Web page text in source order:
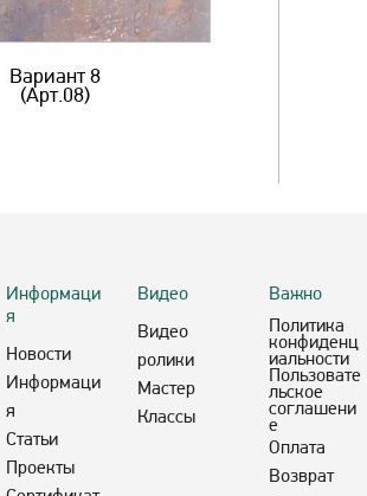
Вариант 8
(Арт.08)
Информаци
я
Новости
Информаци
я
Статьи
Проекты
Видео
Видео
ролики
Мастер
Классы
Важно
Политика
конфиденц
иальности
Пользовате
льское
соглашени
е
Оплата
Возврат